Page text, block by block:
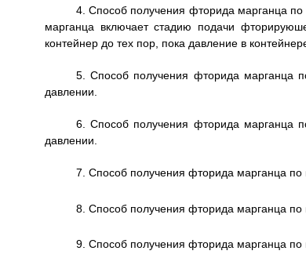
4. Способ получения фторида марганца по
марганца включает стадию подачи
контейнер до тех пор, пока давление в
5. Способ получения фторида марганца
давлении.
6. Способ получения фторида марганца
давлении.
7. Способ получения фторида марганца по
8. Способ получения фторида марганца
9. Способ получения фторида марганца по